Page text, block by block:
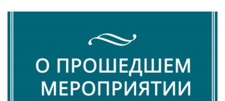
В этот особенный день, когда вся страна отмечает День
защиты детей, хочется пожелать, чтобы детство наших
малышей всегда оставалось наполнено радостью, смехом и
родительской любовью. Пусть каждый день приносит им
новые открытия и счастливые моменты! Несмотря на капризы
погоды, в фойе Дома культуры «Знамя труда» царило